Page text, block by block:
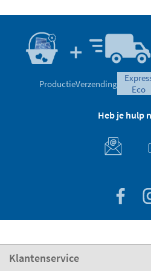
ProductieVerzending
eco
Heb je hulp
Klantenservice